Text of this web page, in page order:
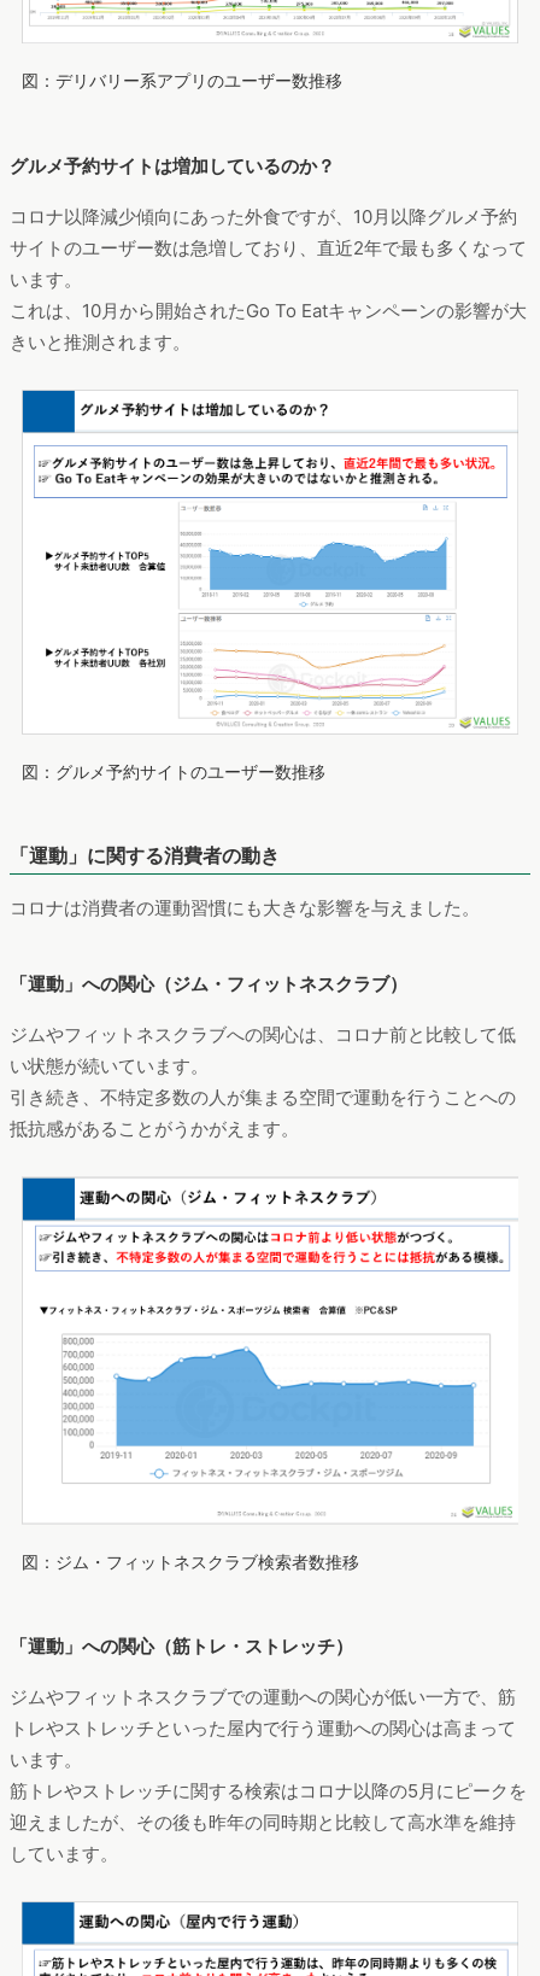
図：デリバリー系アプリのユーザー数推移
グルメ予約サイトは増加しているのか？
コロナ以降減少傾向にあった外食ですが、10月以降グルメ予約
サイトのユーザー数は急増しており、直近2年で最も多くなって
います。
これは、10月から開始されたGo To Eatキャンペーンの影響が大
きいと推測されます。
図：グルメ予約サイトのユーザー数推移
「運動」に関する消費者の動き
コロナは消費者の運動習慣にも大きな影響を与えました。
「運動」への関心（ジム・フィットネスクラブ）
ジムやフィットネスクラブへの関心は、コロナ前と比較して低
い状態が続いています。
引き続き、不特定多数の人が集まる空間で運動を行うことへの
抵抗感があることがうかがえます。
図：ジム・フィットネスクラブ検索者数推移
「運動」への関心（筋トレ・ストレッチ）
ジムやフィットネスクラブでの運動への関心が低い一方で、筋
トレやストレッチといった屋内で行う運動への関心は高まって
います。
筋トレやストレッチに関する検索はコロナ以降の5月にピークを
迎えましたが、その後も昨年の同時期と比較して高水準を維持
しています。